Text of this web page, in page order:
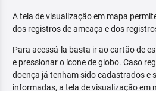
A tela de visualização em mapa
dos registros de ameaça e dos
Para acessá-la basta ir ao cartão de
e pressionar o ícone de globo. Caso
doença já tenham sido cadastrados e
informadas, a tela de visualização em